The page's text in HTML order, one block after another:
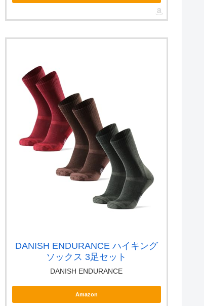
DANISH ENDURANCE ハイキング
ソックス 3足セット
DANISH ENDURANCE
Amazon